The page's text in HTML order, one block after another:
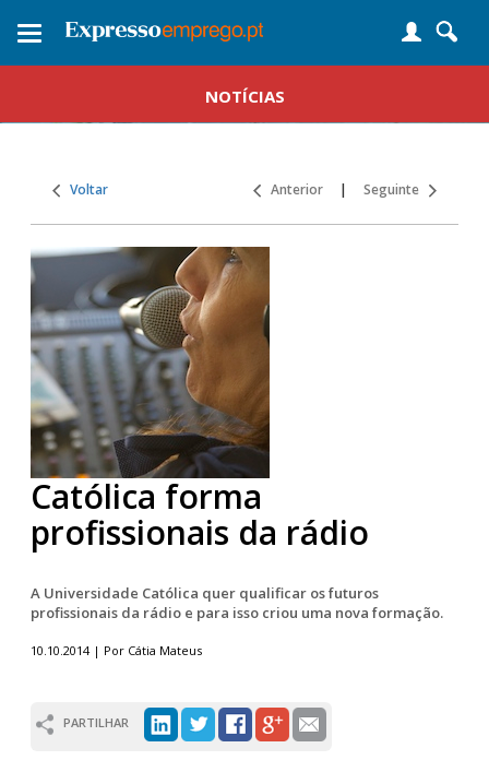
Toggle
NOTÍCIAS
Voltar Anterior | Seguinte
Católica forma
profissionais da rádio
A Universidade Católica quer qualificar os futuros
profissionais da rádio e para isso criou uma nova formação.
10.10.2014 | Por Cátia Mateus
PARTILHAR